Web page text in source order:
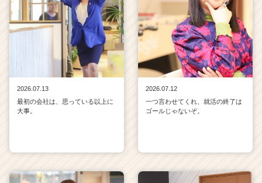
2026.07.13
最初の会社は、思っている以上に
大事。
2026.07.12
一つ言わせてくれ、就活の終了は
ゴールじゃないぞ。